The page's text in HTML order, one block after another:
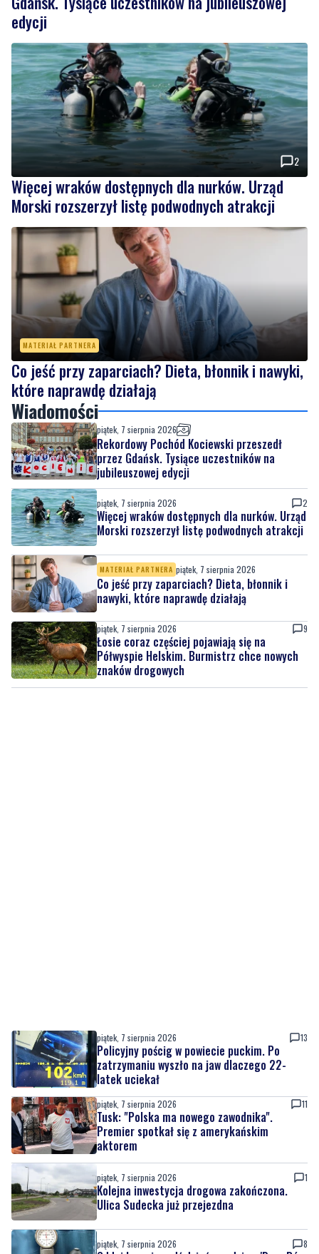
edycji
2
Więcej wraków dostępnych dla nurków. Urząd
Morski rozszerzył listę podwodnych atrakcji
MATERIAŁ PARTNERA
Co jeść przy zaparciach? Dieta, błonnik i nawyki,
które naprawdę działają
Wiadomości
piątek, 7 sierpnia 2026
Rekordowy Pochód Kociewski przeszedł
przez Gdańsk. Tysiące uczestników na
jubileuszowej edycji
piątek, 7 sierpnia 2026 2
Więcej wraków dostępnych dla nurków. Urząd
Morski rozszerzył listę podwodnych atrakcji
MATERIAŁ PARTNERA piątek, 7 sierpnia 2026
Co jeść przy zaparciach? Dieta, błonnik i
nawyki, które naprawdę działają
piątek, 7 sierpnia 2026 9
Łosie coraz częściej pojawiają się na
Półwyspie Helskim. Burmistrz chce nowych
znaków drogowych
piątek, 7 sierpnia 2026 13
Policyjny pościg w powiecie puckim. Po
zatrzymaniu wyszło na jaw dlaczego 22-
latek uciekał
piątek, 7 sierpnia 2026 11
Tusk: "Polska ma nowego zawodnika".
Premier spotkał się z amerykańskim
aktorem
piątek, 7 sierpnia 2026 1
Kolejna inwestycja drogowa zakończona.
Ulica Sudecka już przejezdna
piątek, 7 sierpnia 2026 8